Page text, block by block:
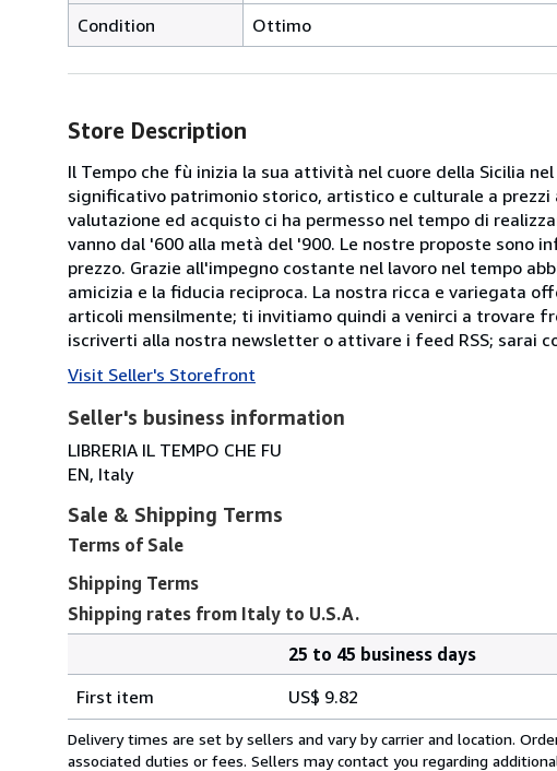
Condition
Ottimo
Store Description
Il Tempo che fù inizia la sua attività nel cuore della Sicilia
significativo patrimonio storico, artistico e culturale a
valutazione ed acquisto ci ha permesso nel tempo di
vanno dal '600 alla metà del '900. Le nostre proposte sono
prezzo. Grazie all'impegno costante nel lavoro nel tempo
amicizia e la fiducia reciproca. La nostra ricca e variegata
articoli mensilmente; ti invitiamo quindi a venirci a trovare
iscriverti alla nostra newsletter o attivare i feed RSS; sarai
Visit Seller's Storefront
Seller's business information
LIBRERIA IL TEMPO CHE FU
EN, Italy
Sale & Shipping Terms
Terms of Sale
Shipping Terms
Shipping rates from Italy to U.S.A.
rates
from
Italy
25 to 45 business days
First item
US$ 9.82
Delivery times are set by sellers and vary by carrier and location.
associated duties or fees. Sellers may contact you regarding